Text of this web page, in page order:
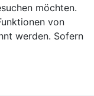
möchten.
von
werden. Sofern